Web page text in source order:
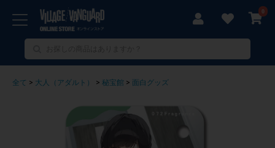
0
全て > 大人（アダルト） > 秘宝館 > 面白グッズ